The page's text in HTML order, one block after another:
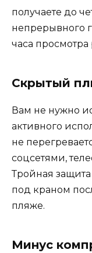
получаете до
непрерывного
часа просмотра
Скрытый
Вам не нужно
активного
не
соцсетями,
Тройная
под краном
пляже.
Минус